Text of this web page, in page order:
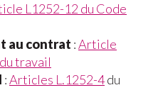
L1252-12 du Code
au contrat :Article
travail
:Articles L.1252-4du